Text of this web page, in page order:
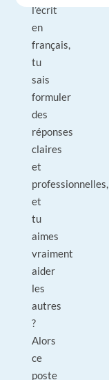
l’écrit
en
français,
tu
sais
formuler
des
réponses
claires
et
professionnelles,
et
tu
aimes
vraiment
aider
les
autres
?
Alors
ce
poste